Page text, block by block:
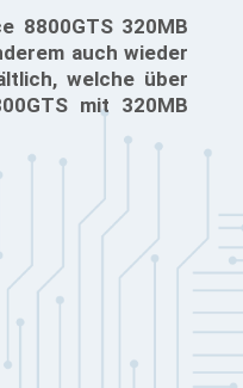
8800GTS 320MB
auch wieder
welche über
mit 320MB